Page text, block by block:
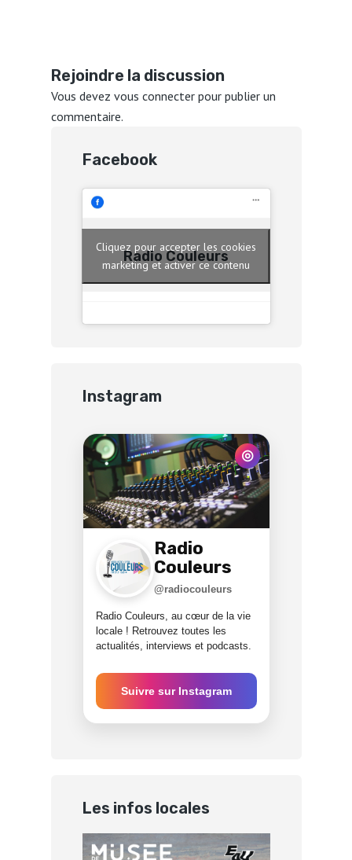
Rejoindre la discussion
Vous devez vous connecterpour publier un
commentaire.
Facebook
Radio Couleurs
Cliquez pour accepter les cookies
marketing et activer ce contenu
Instagram
◎
Radio
Couleurs
@radiocouleurs
Radio Couleurs, au cœur de la vie
locale ! Retrouvez toutes les
actualités, interviews et podcasts.
Suivre sur Instagram
Les infos locales